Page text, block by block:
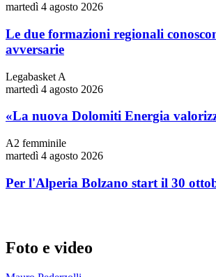
martedì 4 agosto 2026
Le due formazioni regionali
avversarie
Legabasket A
martedì 4 agosto 2026
«La nuova Dolomiti Energia
A2 femminile
martedì 4 agosto 2026
Per l'Alperia Bolzano start il 30
Foto e video